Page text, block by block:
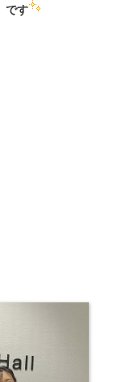
です